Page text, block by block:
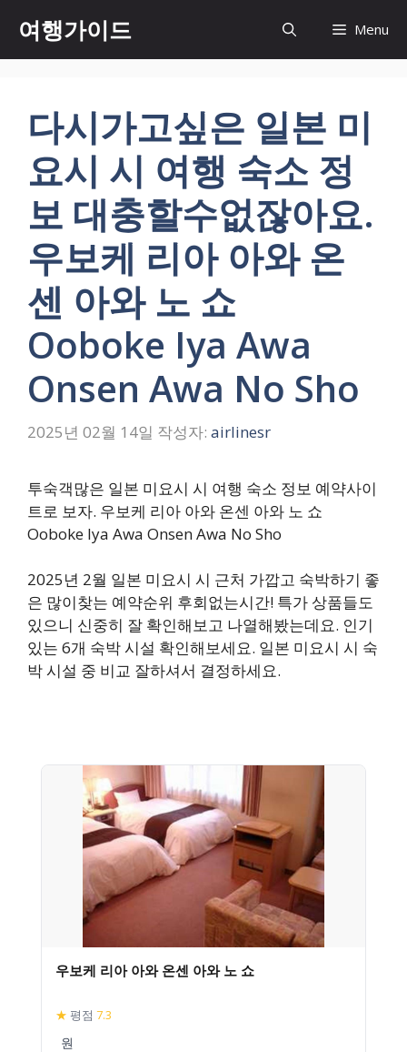
츠
여행가이드 Menu
다시가고싶은 일본 미
요시 시 여행 숙소 정
보 대충할수없잖아요.
우보케 리아 아와 온
센 아와 노 쇼
Ooboke Iya Awa
Onsen Awa No Sho
2025년 02월 14일 작성자: airlinesr
투숙객많은 일본 미요시 시 여행 숙소 정보 예약사이
트로 보자. 우보케 리아 아와 온센 아와 노 쇼
Ooboke Iya Awa Onsen Awa No Sho
2025년 2월 일본 미요시 시 근처 가깝고 숙박하기 좋
은 많이찾는 예약순위 후회없는시간! 특가 상품들도
있으니 신중히 잘 확인해보고 나열해봤는데요. 인기
있는 6개 숙박 시설 확인해보세요. 일본 미요시 시 숙
박 시설 중 비교 잘하셔서 결정하세요.
우보케 리아 아와 온센 아와 노 쇼
★ 평점 7.3